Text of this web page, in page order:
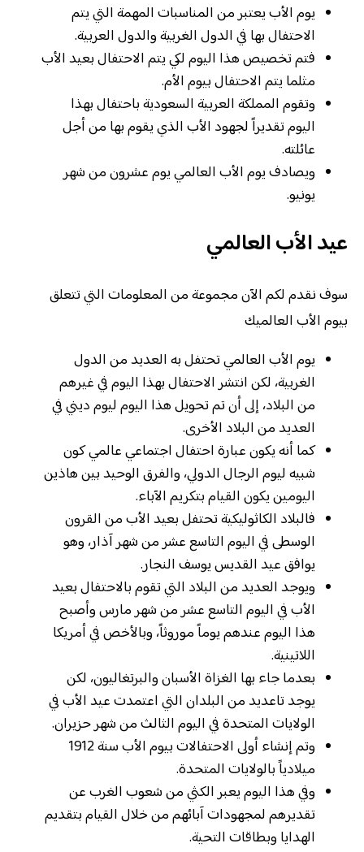
يوم الأب يعتبر من المناسبات المهمة التي يتم
الاحتفال بها في الدول الغربية والدول العربية.
فتم تخصيص هذا اليوم لكي يتم الاحتفال بعيد الأب
مثلما يتم الاحتفال بيوم الأم.
وتقوم المملكة العربية السعودية باحتفال بهذا
اليوم تقديراً لجهود الأب الذي يقوم بها من أجل
عائلته.
ويصادف يوم الأب العالمي يوم عشرون من شهر
يونيو.
عيد الأب العالمي
سوف نقدم لكم الآن مجموعة من المعلومات التي تتعلق
بيوم الأب العالميك
يوم الأب العالمي تحتفل به العديد من الدول
الغربية، لكن انتشر الاحتفال بهذا اليوم في غيرهم
من البلاد، إلى أن تم تحويل هذا اليوم ليوم ديني في
العديد من البلاد الأخرى.
كما أنه يكون عبارة احتفال اجتماعي عالمي كون
شبيه ليوم الرجال الدولي، والفرق الوحيد بين هاذين
اليومين يكون القيام بتكريم الآباء.
فالبلاد الكاثوليكية تحتفل بعيد الأب من القرون
الوسطى في اليوم التاسع عشر من شهر آذار، وهو
يوافق عيد القديس يوسف النجار.
ويوجد العديد من البلاد التي تقوم بالاحتفال بعيد
الأب في اليوم التاسع عشر من شهر مارس وأصبح
هذا اليوم عندهم يوماً موروثاً، وبالأخص في أمريكا
اللاتينية.
بعدما جاء بها الغزاة الأسبان والبرتغاليون، لكن
يوجد تاعديد من البلدان التي اعتمدت عيد الأب في
الولايات المتحدة في اليوم الثالث من شهر حزيران.
وتم إنشاء أولى الاحتفالات بيوم الأب سنة 1912
ميلادياً بالولايات المتحدة.
وفي هذا اليوم يعبر الكثي من شعوب الغرب عن
تقديرهم لمجهودات آبائهم من خلال القيام بتقديم
الهدايا وبطاقات التحية.